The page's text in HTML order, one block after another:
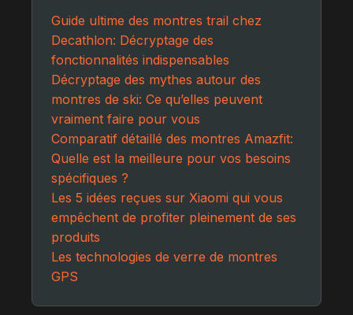
Guide ultime des montres trail chez
Decathlon: Décryptage des
fonctionnalités indispensables
Décryptage des mythes autour des
montres de ski: Ce qu’elles peuvent
vraiment faire pour vous
Comparatif détaillé des montres Amazfit:
Quelle est la meilleure pour vos besoins
spécifiques ?
Les 5 idées reçues sur Xiaomi qui vous
empêchent de profiter pleinement de ses
produits
Les technologies de verre de montres
GPS